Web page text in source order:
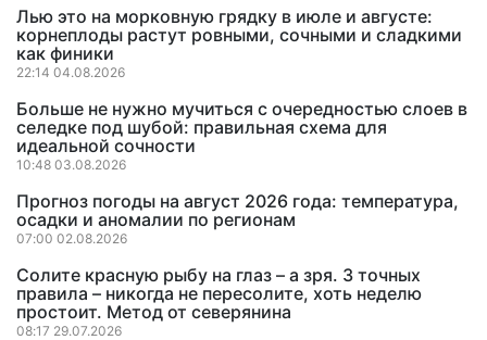
Лью это на морковную грядку в июле и августе:
корнеплоды растут ровными, сочными и сладкими
как финики
22:14 04.08.2026
Больше не нужно мучиться с очередностью слоев в
селедке под шубой: правильная схема для
идеальной сочности
10:48 03.08.2026
Прогноз погоды на август 2026 года: температура,
осадки и аномалии по регионам
07:00 02.08.2026
Солите красную рыбу на глаз – а зря. 3 точных
правила – никогда не пересолите, хоть неделю
простоит. Метод от северянина
08:17 29.07.2026